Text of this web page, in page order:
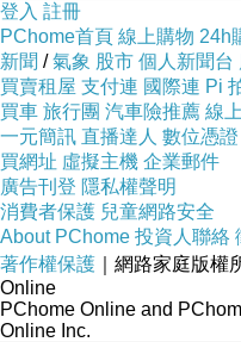
登入 註冊
PChome首頁 線上購物 24h
新聞 /氣象 股市 個人新聞台
買賣租屋 支付連 國際連 Pi
買車 旅行團 汽車險推薦 線
一元簡訊 直播達人 數位憑證
買網址 虛擬主機 企業郵件
廣告刊登 隱私權聲明
消費者保護 兒童網路安全
About PChome 投資人聯絡
著作權保護 ｜網路家庭版權
Online
PChome Online and
Online Inc.